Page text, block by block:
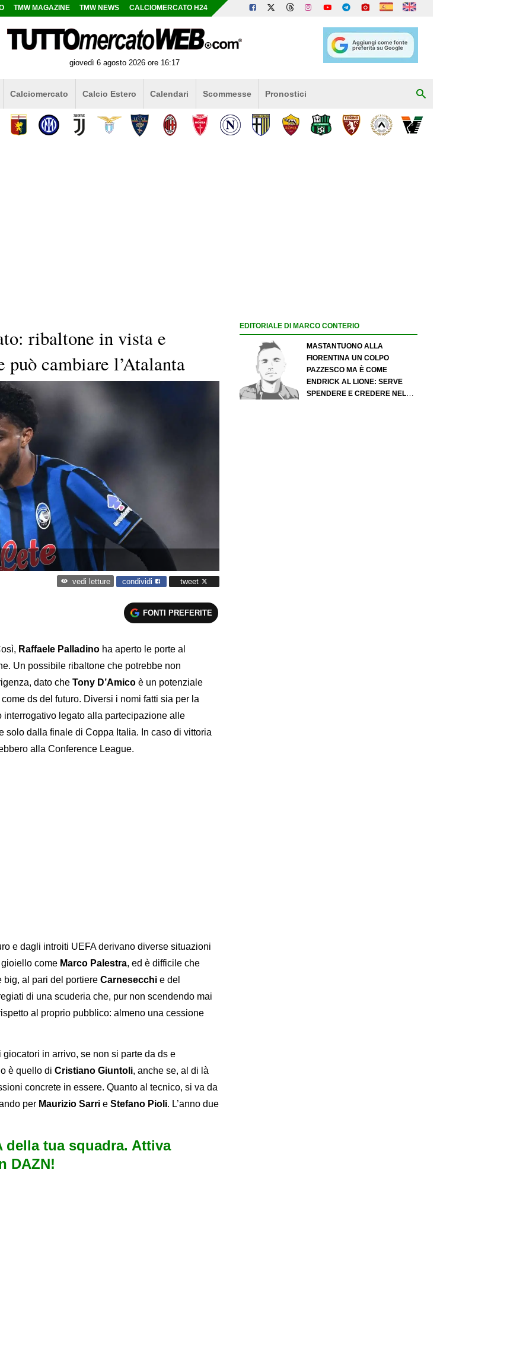
TMW MAGAZINE TMW NEWS CALCIOMERCATO H24
giovedì 6 agosto 2026 ore 16:17
Calciomercato Calcio Estero Calendari Scommesse Pronostici
ribaltone in vista e
cambiare l’Atalanta
vedi letture condividi tweet
FONTI PREFERITE
Raffaele Palladino ha aperto le porte al
Un possibile ribaltone che potrebbe non
dato che Tony D’Amico è un potenziale
come ds del futuro. Diversi i nomi fatti sia per la
legato alla partecipazione alle
solo dalla finale di Coppa Italia. In caso di vittoria
alla Conference League.
e dagli introiti UEFA derivano diverse situazioni
gioiello come Marco Palestra, ed è difficile che
big, al pari del portiere Carnesecchi e del
di una scuderia che, pur non scendendo mai
al proprio pubblico: almeno una cessione
giocatori in arrivo, se non si parte da ds e
è quello di Cristiano Giuntoli, anche se, al di là
concrete in essere. Quanto al tecnico, si va da
per Maurizio Sarri e Stefano Pioli. L’anno due
della tua squadra. Attiva
DAZN!
EDITORIALE DI MARCO CONTERIO
MASTANTUONO ALLA
FIORENTINA UN COLPO
PAZZESCO MA È COME
ENDRICK AL LIONE: SERVE
SPENDERE E CREDERE NELLO